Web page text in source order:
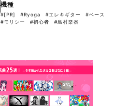
機種
#[PR] #Ryoga #エレキギター
#ベース
#モリシー
#初心者 #島村楽器